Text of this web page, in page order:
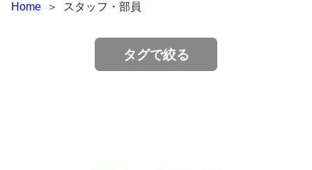
Home ＞ スタッフ・部員
タグで絞る